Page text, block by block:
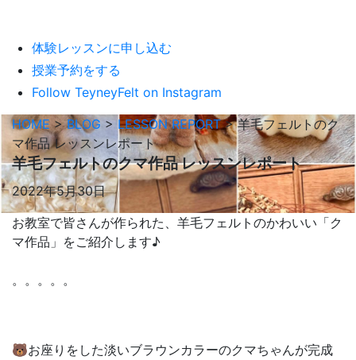
体験レッスンに申し込む
授業予約をする
Follow TeyneyFelt on Instagram
HOME>BLOG > LESSON REPORT>羊毛フェルトのク
マ作品 レッスンレポート
羊毛フェルトのクマ作品 レッスンレポート
2022年5月30日
お教室で皆さんが作られた、羊毛フェルトのかわいい「ク
マ作品」をご紹介します♪
。。。。。
🐻お座りをした淡いブラウンカラーのクマちゃんが完成